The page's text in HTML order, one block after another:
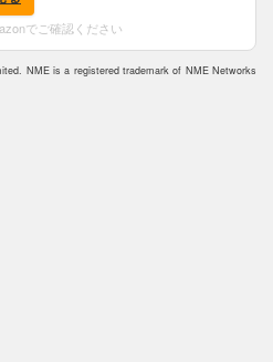
でご確認ください
NME is a registered trademark of NME Networks